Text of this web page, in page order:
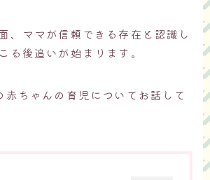
、ママが信頼できる存在と認識し
る後追いが始まります。
赤ちゃんの育児についてお話して